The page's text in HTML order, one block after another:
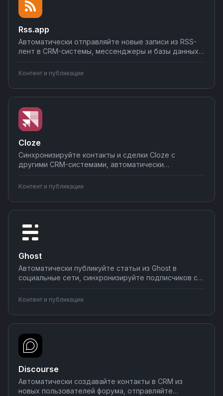
Rss.app
Автоматически отправляйте новые записи из RSS-
лент в CRM-системы, мессенджеры и базы данных.
создавайте задачи из новостей, уведомляйте
команду о важных обновлениях. Создавайте
интеграции Rss.app без кода через визуальный
конструктор Nodul.
Контент и публикации
Cloze
Синхронизируйте контакты и сделки Cloze с
другими CRM-системами, автоматически
отправляйте уведомления в Slack или Telegram о
важных событиях. Настраивайте интеграции без
программирования — простые сценарии за 5 минут,
сложные за час.
Контент и публикации
Ghost
Автоматически публикуйте статьи из Ghost в
социальные сети, синхронизируйте подписчиков с
постах в мессенджеры. Настраивайте интеграции
без программирования — соединяйте Ghost с
нужными инструментами за несколько минут.
Контент и публикации
Discourse
Автоматически создавайте контакты в CRM из
новых пользователей форума, отправляйте